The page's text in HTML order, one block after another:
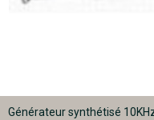
Générateur synthétisé